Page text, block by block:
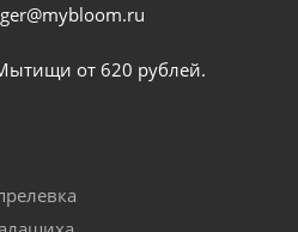
от 620 рублей.